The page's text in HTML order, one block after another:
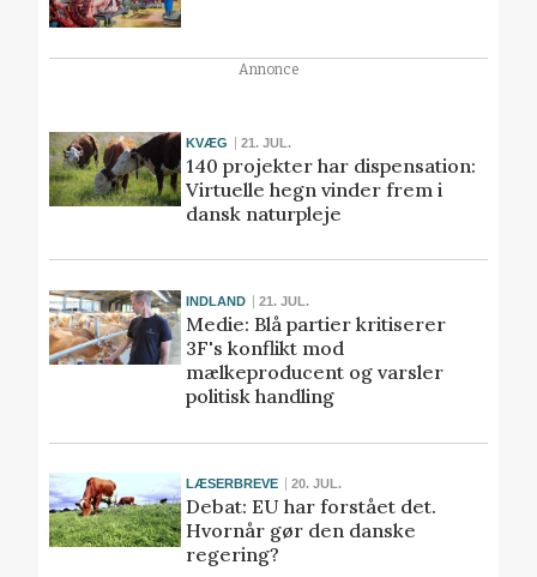
Annonce
KVÆG 21. JUL.
140 projekter har dispensation:
Virtuelle hegn vinder frem i
dansk naturpleje
INDLAND 21. JUL.
Medie: Blå partier kritiserer
3F's konflikt mod
mælkeproducent og varsler
politisk handling
LÆSERBREVE 20. JUL.
Debat: EU har forstået det.
Hvornår gør den danske
regering?